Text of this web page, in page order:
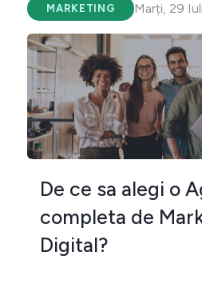
MARKETING Marți, 29
De ce sa alegi o
completa de
Digital?